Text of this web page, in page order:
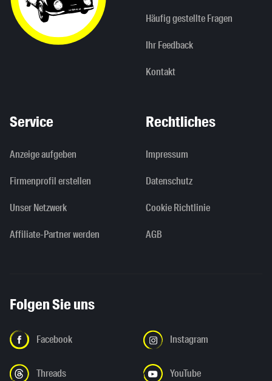
Häufig gestellte Fragen
Ihr Feedback
Kontakt
Service
Anzeige aufgeben
Firmenprofil erstellen
Unser Netzwerk
Affiliate-Partner werden
Rechtliches
Impressum
Datenschutz
Cookie Richtlinie
AGB
Folgen Sie uns
Facebook Instagram
Threads YouTube